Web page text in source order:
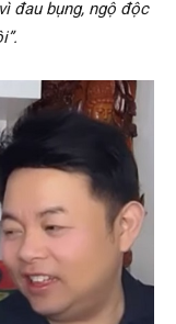
đau bụng, ngộ độc